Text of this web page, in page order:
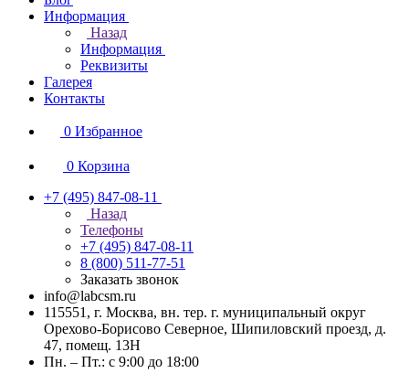
Информация
Назад
Информация
Реквизиты
Галерея
Контакты
0 Избранное
0 Корзина
+7 (495) 847-08-11
Назад
Телефоны
+7 (495) 847-08-11
8 (800) 511-77-51
Заказать звонок
info@labcsm.ru
115551, г. Москва, вн. тер. г. муниципальный округ
Орехово-Борисово Северное, Шипиловский проезд, д.
47, помещ. 13Н
Пн. – Пт.: с 9:00 до 18:00